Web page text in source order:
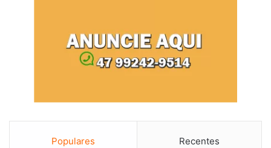
Populares Recentes